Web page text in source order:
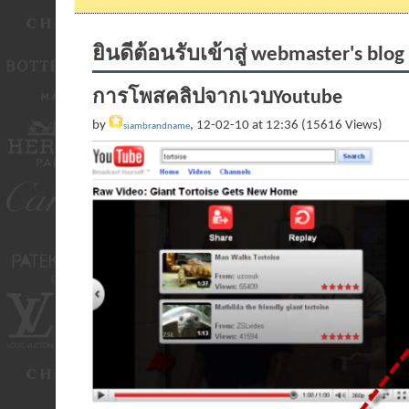
ยินดีต้อนรับเข้าสู่ webmaster's blog
การโพสคลิปจากเวบYoutube
by siambrandname, 12-02-10 at 12:36 (15616 Views)